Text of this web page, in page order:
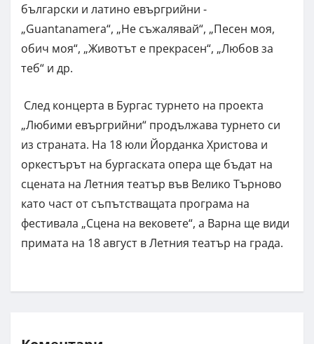
български и латино евъргрийни -
„Guantanamera“, „Не съжалявай“, „Песен моя,
обич моя“, „Животът е прекрасен“, „Любов за
теб“ и др.
След концерта в Бургас турнето на проекта
„Любими евъргрийни“ продължава турнето си
из страната. На 18 юли Йорданка Христова и
оркестърът на бургаската опера ще бъдат на
сцената на Летния театър във Велико Търново
като част от съпътстващата програма на
фестивала „Сцена на вековете“, а Варна ще види
примата на 18 август в Летния театър на града.